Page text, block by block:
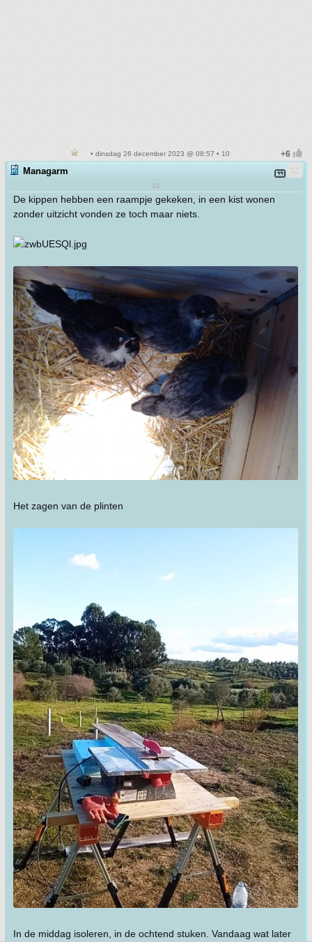
• dinsdag 26 december 2023 @ 08:57 • 10
Managarm
42
De kippen hebben een raampje gekeken, in een kist wonen
zonder uitzicht vonden ze toch maar niets.
Het zagen van de plinten
In de middag isoleren, in de ochtend stuken. Vandaag wat later